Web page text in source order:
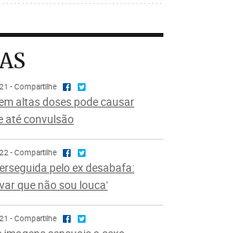
- Compartilhe
altas doses pode causar
até convulsão
- Compartilhe
pelo ex desabafa:
que não sou louca'
- Compartilhe